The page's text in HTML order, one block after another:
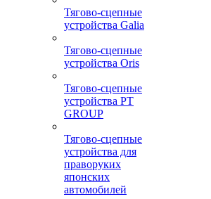
Тягово-сцепные
устройства Galia
Тягово-сцепные
устройства Oris
Тягово-сцепные
устройства PT
GROUP
Тягово-сцепные
устройства для
праворуких
японских
автомобилей